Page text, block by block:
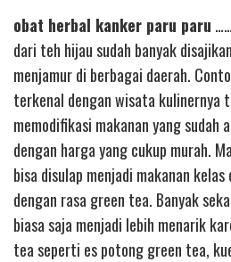
obat herbal kanker paru paru
dari teh hijau sudah banyak
menjamur di berbagai daerah.
terkenal dengan wisata kulinernya
memodifikasi makanan yang sudah
dengan harga yang cukup murah.
bisa disulap menjadi makanan
dengan rasa green tea. Banyak
biasa saja menjadi lebih menarik
tea seperti es potong green tea,